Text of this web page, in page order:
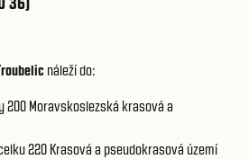
náleží do:
200 Moravskoslezská krasová a
220 Krasová a pseudokrasová území